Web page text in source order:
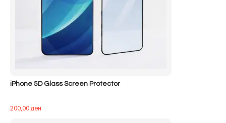
iPhone 5D Glass Screen Protector
200,00ден